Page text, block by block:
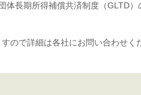
体長期所得補償共済制度（GLTD
ので詳細は各社にお問い合わせく